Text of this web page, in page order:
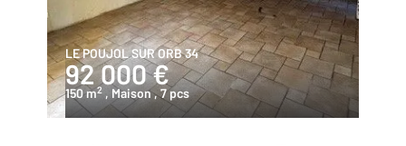
LE POUJOL SUR ORB 34
92 000 €
150 m2 , Maison, 7 pcs